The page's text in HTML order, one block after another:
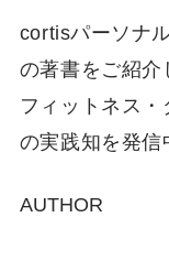
cortisパーソナ
の著書をご紹介
フィットネス
の実践知を発信
AUTHOR